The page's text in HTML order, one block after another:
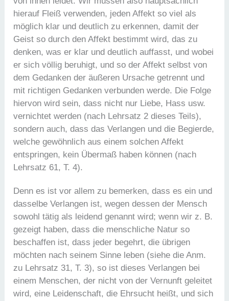
hierauf Fleiß verwenden, jeden Affekt so viel als
möglich klar und deutlich zu erkennen, damit der
Geist so durch den Affekt bestimmt wird, das zu
denken, was er klar und deutlich auffasst, und wobei
er sich völlig beruhigt, und so der Affekt selbst von
dem Gedanken der äußeren Ursache getrennt und
mit richtigen Gedanken verbunden werde. Die Folge
hiervon wird sein, dass nicht nur Liebe, Hass usw.
vernichtet werden (nach Lehrsatz 2 dieses Teils),
sondern auch, dass das Verlangen und die Begierde,
welche gewöhnlich aus einem solchen Affekt
entspringen, kein Übermaß haben können (nach
Lehrsatz 61, T. 4).
Denn es ist vor allem zu bemerken, dass es ein und
dasselbe Verlangen ist, wegen dessen der Mensch
sowohl tätig als leidend genannt wird; wenn wir z. B.
gezeigt haben, dass die menschliche Natur so
beschaffen ist, dass jeder begehrt, die übrigen
möchten nach seinem Sinne leben (siehe die Anm.
zu Lehrsatz 31, T. 3), so ist dieses Verlangen bei
einem Menschen, der nicht von der Vernunft geleitet
wird, eine Leidenschaft, die Ehrsucht heißt, und sich